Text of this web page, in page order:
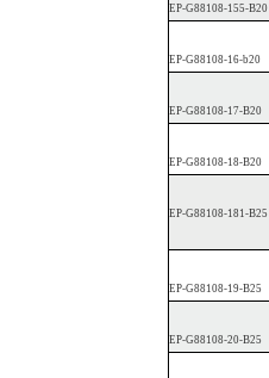
EP-G88108-1 55-B20
EP-G88108-16-b20
EP-G88108-17-B20
EP-G88108-18-B20
EP-G88108-1 81-B25
EP-G88108-19-B25
EP-G88108-20-B25